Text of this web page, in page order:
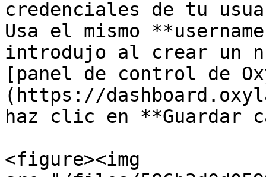
credenciales de tu
Usa el mismo
introdujo al crear un
[panel de control de
(https://
haz clic en **Guardar
<figure><img